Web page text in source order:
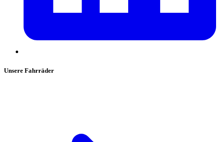
Unsere Fahrräder